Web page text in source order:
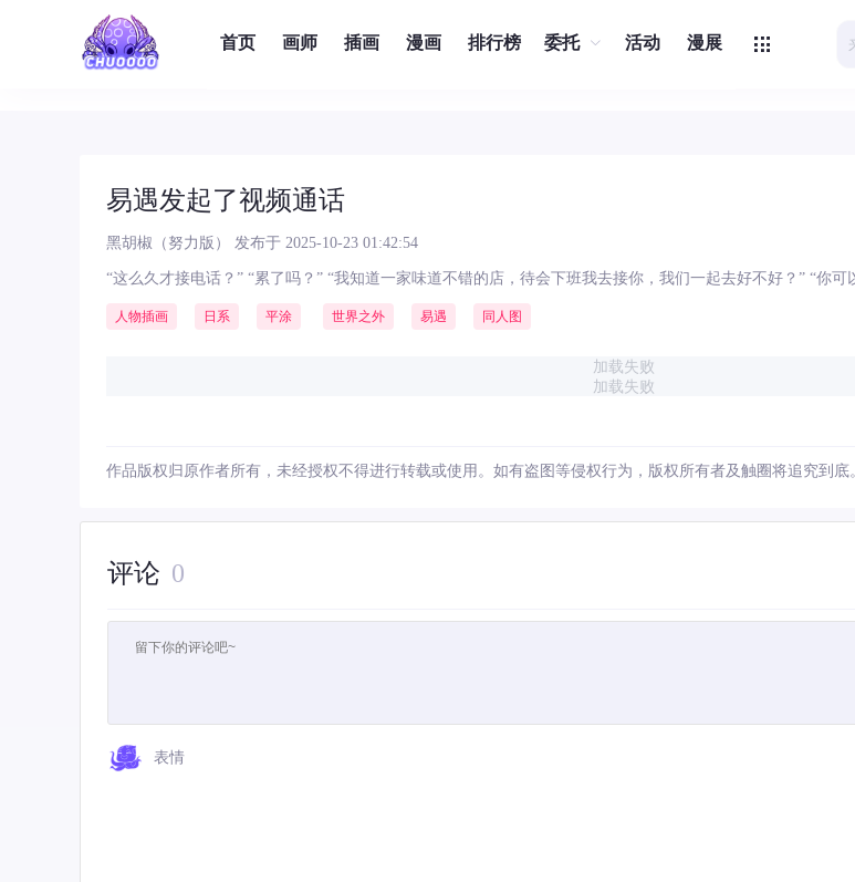
首页 画师 插画 漫画 排行榜 委托 活动 漫展
易遇发起了视频通话
黑胡椒（努力版） 发布于 2025-10-23 01:42:54
“这么久才接电话？” “累了吗？” “我知道一家味道不错的店，待会下班我去接你，我们一起去好不好？” “你
人物插画 日系 平涂 世界之外 易遇 同人图
加载失败
加载失败
作品版权归原作者所有，未经授权不得进行转载或使用。如有盗图等侵权行为，版权所有者及触圈将追究到底
评论 0
表情